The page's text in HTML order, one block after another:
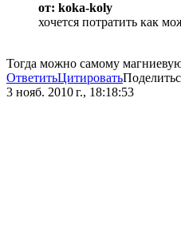
от: koka-koly
хочется потратить как
Тогда можно самому
ОтветитьЦитировать
3 нояб. 2010 г., 18:18:53